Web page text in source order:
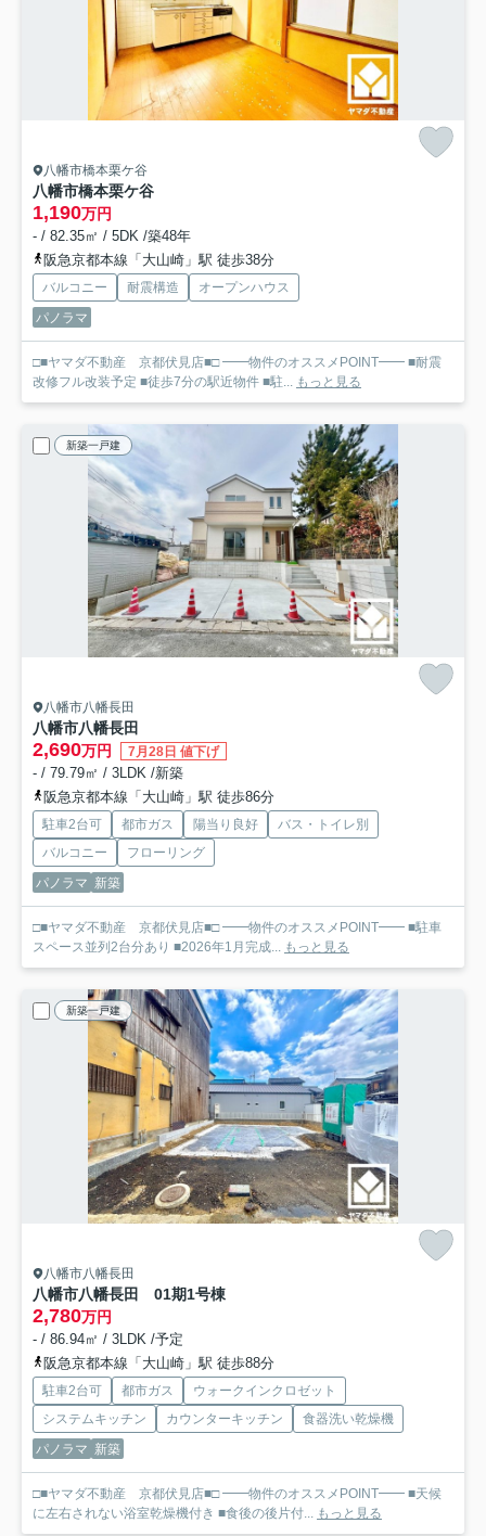
八幡市橋本栗ケ谷
八幡市橋本栗ケ谷
1,190万円
- / 82.35㎡ / 5DK /築48年
阪急京都本線「大山崎」駅 徒歩38分
バルコニー 耐震構造
オープンハウス
パノラマ
□■ヤマダ不動産 京都伏見店■□ ━━物件のオススメPOINT━━ ■耐震
改修フル改装予定 ■徒歩7分の駅近物件 ■駐... もっと見る
新築一戸建
八幡市八幡長田
八幡市八幡長田
2,690万円 7月28日 値下げ
- / 79.79㎡ / 3LDK /新築
阪急京都本線「大山崎」駅 徒歩86分
駐車2台可 都市ガス 陽当り良好
バス・トイレ別
バルコニー
フローリング
パノラマ 新築
□■ヤマダ不動産 京都伏見店■□ ━━物件のオススメPOINT━━ ■駐車
スペース並列2台分あり ■2026年1月完成... もっと見る
新築一戸建
八幡市八幡長田
八幡市八幡長田 01期1号棟
2,780万円
- / 86.94㎡ / 3LDK /予定
阪急京都本線「大山崎」駅 徒歩88分
駐車2台可 都市ガス
ウォークインクロゼット
システムキッチン
カウンターキッチン
食器洗い乾燥機
パノラマ 新築
□■ヤマダ不動産 京都伏見店■□ ━━物件のオススメPOINT━━ ■天候
に左右されない浴室乾燥機付き ■食後の後片付...
もっと見る